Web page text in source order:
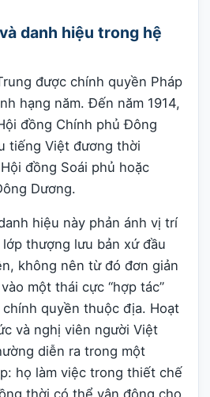
danh hiệu trong hệ
được chính quyền Pháp
hạng năm. Đến năm 1914,
đồng Chính phủ Đông
tiếng Việt đương thời
đồng Soái phủ hoặc
Dương.
hiệu này phản ánh vị trí
thượng lưu bản xứ đầu
không nên từ đó đơn giản
một thái cực “hợp tác”
chính quyền thuộc địa. Hoạt
và nghị viên người Việt
diễn ra trong một
họ làm việc trong thiết chế